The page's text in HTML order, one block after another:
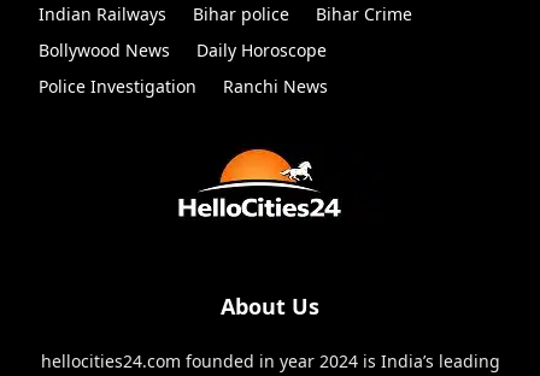
Indian Railways
Bihar police
Bihar Crime
Bollywood News
Daily Horoscope
Police Investigation
Ranchi News
About Us
hellocities24.com founded in year 2024 is India’s leading